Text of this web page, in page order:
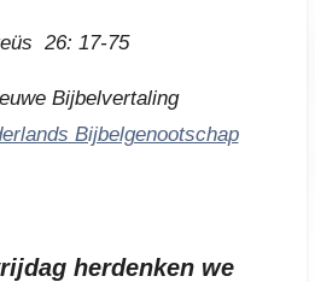
26: 17-75
Bijbelvertaling
Bijbelgenootschap
herdenken we